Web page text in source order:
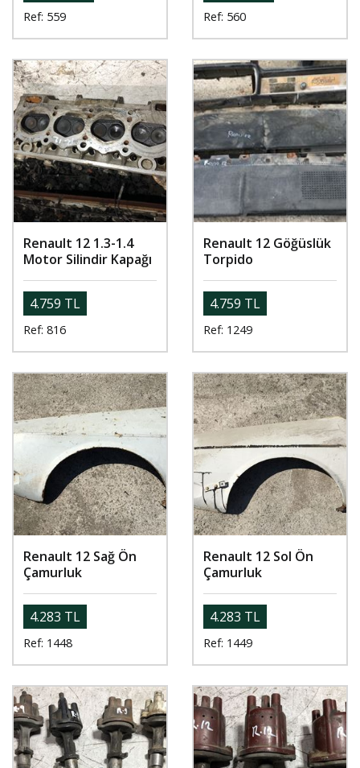
Ref: 559 Ref: 560
Renault 12 1.3-1.4
Motor Silindir Kapağı
4.759 TL
Ref: 816
Renault 12 Göğüslük
Torpido
4.759 TL
Ref: 1249
Renault 12 Sağ Ön
Çamurluk
4.283 TL
Ref: 1448
Renault 12 Sol Ön
Çamurluk
4.283 TL
Ref: 1449